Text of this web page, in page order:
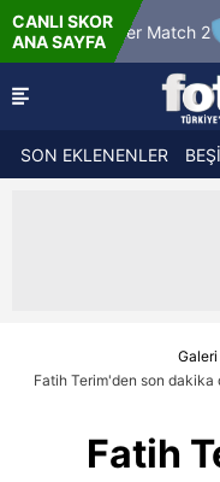
CANLI SKOR
ANA SAYFA
6.8.2026 - Per
22:00
SON EKLENENLER
Galeri
Fatih Terim'den son dakika
Fatih